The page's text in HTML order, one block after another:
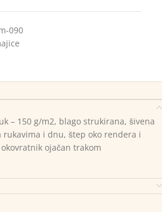
090
– 150 g/m2, blago strukirana, šivena
i dnu, štep oko rendera i
ojačan trakom